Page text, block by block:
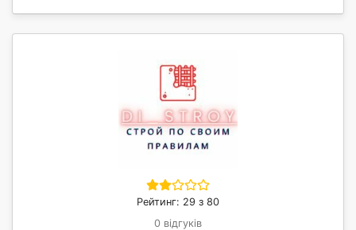
Рейтинг: 29 з 80
0 відгуків